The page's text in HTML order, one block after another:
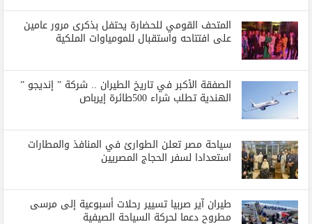
المتحف القومي للحضارة يحتفل بذكرى مرور عامين
على افتتاحه واستقبال للمومياوات الملكية
الصفقة الأكبر في تاريخ الطيران .. شركة ” إنديجو ”
الهندية تطلب شراء 500طائرة إيرباص
سياحة مصر تعلن الطوارئ في المنافذ والمطارات
استعدادا لسفر الحجاج المصريين
طيران آير صربيا تسيير رحلات أسبوعية إلى مرسى
مطروح دعما لحركة السياحة الصيفية